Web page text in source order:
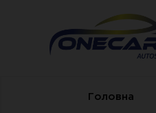
Запишись в наш
календар
Головна